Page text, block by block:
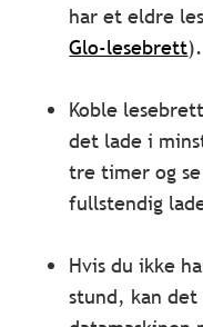
har et eldre
Glo-lesebrett).
Koble
det lade i
tre timer og
fullstendig
Hvis du ikke
stund, kan